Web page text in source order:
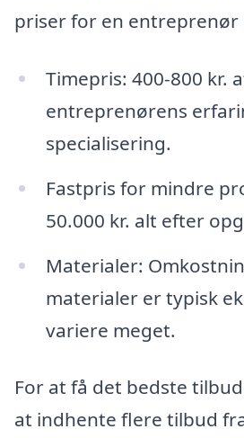
priser for en entreprenør
Timepris: 400-800 kr.
entreprenørens
specialisering.
Fastpris for mindre
50.000 kr. alt efter
Materialer:
materialer er typisk
variere meget.
For at få det bedste
at indhente flere tilbud